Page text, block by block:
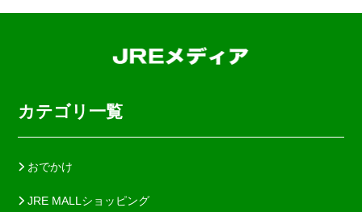
カテゴリ一覧
おでかけ
JRE MALLショッピング